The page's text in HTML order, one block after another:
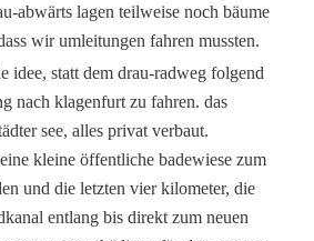
abwärts lagen teilweise noch bäume
wir umleitungen fahren mussten.
idee, statt dem drau-radweg folgend
nach klagenfurt zu fahren. das
see, alles privat verbaut.
kleine öffentliche badewiese zum
und die letzten vier kilometer, die
entlang bis direkt zum neuen